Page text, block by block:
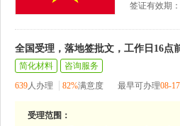
签证有效期
全国受理，落地签批文，工作日16点
简化材料
咨询服务
639人办理 82%满意度 最早可办理08-17
受理范围：